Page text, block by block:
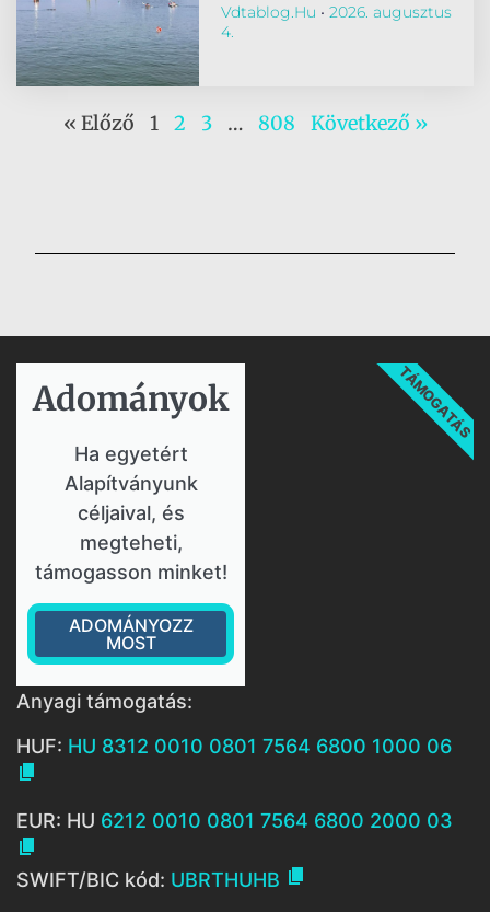
Vdtablog.hu
2026. augusztus
4.
« Előző 1 2 3 … 808 Következő »
Adományok​
Ha egyetért
Alapítványunk
céljaival, és
megteheti,
támogasson minket!
ADOMÁNYOZZ
MOST
TÁMOGATÁS
Anyagi támogatás:
HUF: HU 8312 0010 0801 7564 6800 1000 06

EUR: HU 6212 0010 0801 7564 6800 2000 03

SWIFT/BIC kód: UBRTHUHB 